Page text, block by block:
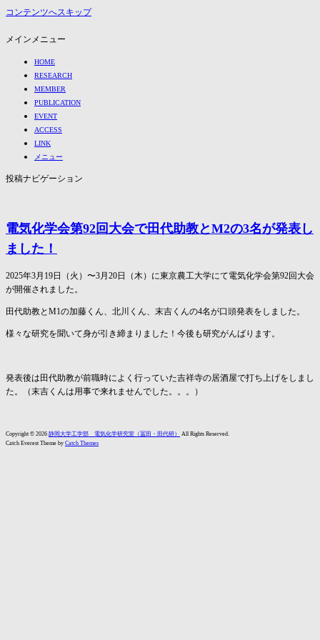
コンテンツへスキップ
静岡大学工学部 電気化学研究室（冨田・田代研）
メインメニュー
HOME
RESEARCH
MEMBER
PUBLICATION
EVENT
ACCESS
LINK
メニュー
投稿ナビゲーション
電気化学会第92回大会で田代助教とM2の3名が発表し
ました！
2025年3月19日（火）〜3月20日（木）に東京農工大学にて電気化学会第92回大会
が開催されました。
田代助教とM1の加藤くん、北川くん、末吉くんの4名が口頭発表をしました。
様々な研究を聞いて身が引き締まりました！今後も研究がんばります。
発表後は田代助教が前職時によく行っていた吉祥寺の居酒屋で打ち上げをしまし
た。（末吉くんは用事で来れませんでした。。。）
Copyright © 2026 静岡大学工学部 電気化学研究室（冨田・田代研）
All Rights Reserved.
Catch Everest Theme by Catch Themes